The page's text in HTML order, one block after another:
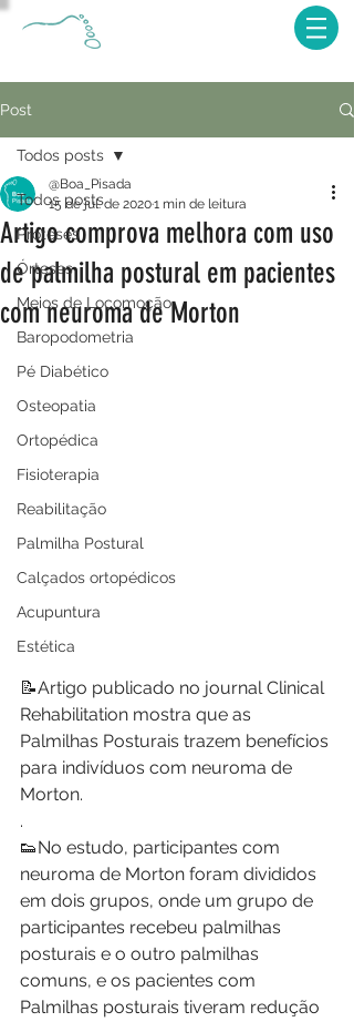
Post
Todos posts
Próteses
Órteses
Meios de Locomoção
Baropodometria
Pé Diabético
Osteopatia
Ortopédica
Fisioterapia
Reabilitação
Palmilha Postural
Calçados ortopédicos
Acupuntura
Estética
Todos posts
Artigo comprova melhora com uso
de palmilha postural em pacientes
com neuroma de Morton
@Boa_Pisada
15 de jul. de 20201 min de leitura
📝Artigo publicado no journal Clinical
Rehabilitation mostra que as
Palmilhas Posturais trazem benefícios
para indivíduos com neuroma de
Morton.
.
👟No estudo, participantes com
neuroma de Morton foram divididos
em dois grupos, onde um grupo de
participantes recebeu palmilhas
posturais e o outro palmilhas
comuns, e os pacientes com
Palmilhas posturais tiveram redução